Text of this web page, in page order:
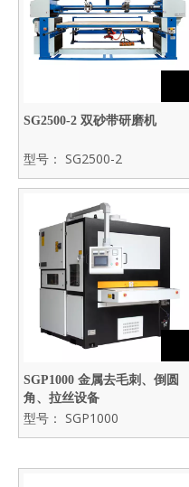
SG2500-2 双砂带研磨机
型号： SG2500-2
SGP1000 金属去毛刺、倒圆
角、拉丝设备
型号： SGP1000